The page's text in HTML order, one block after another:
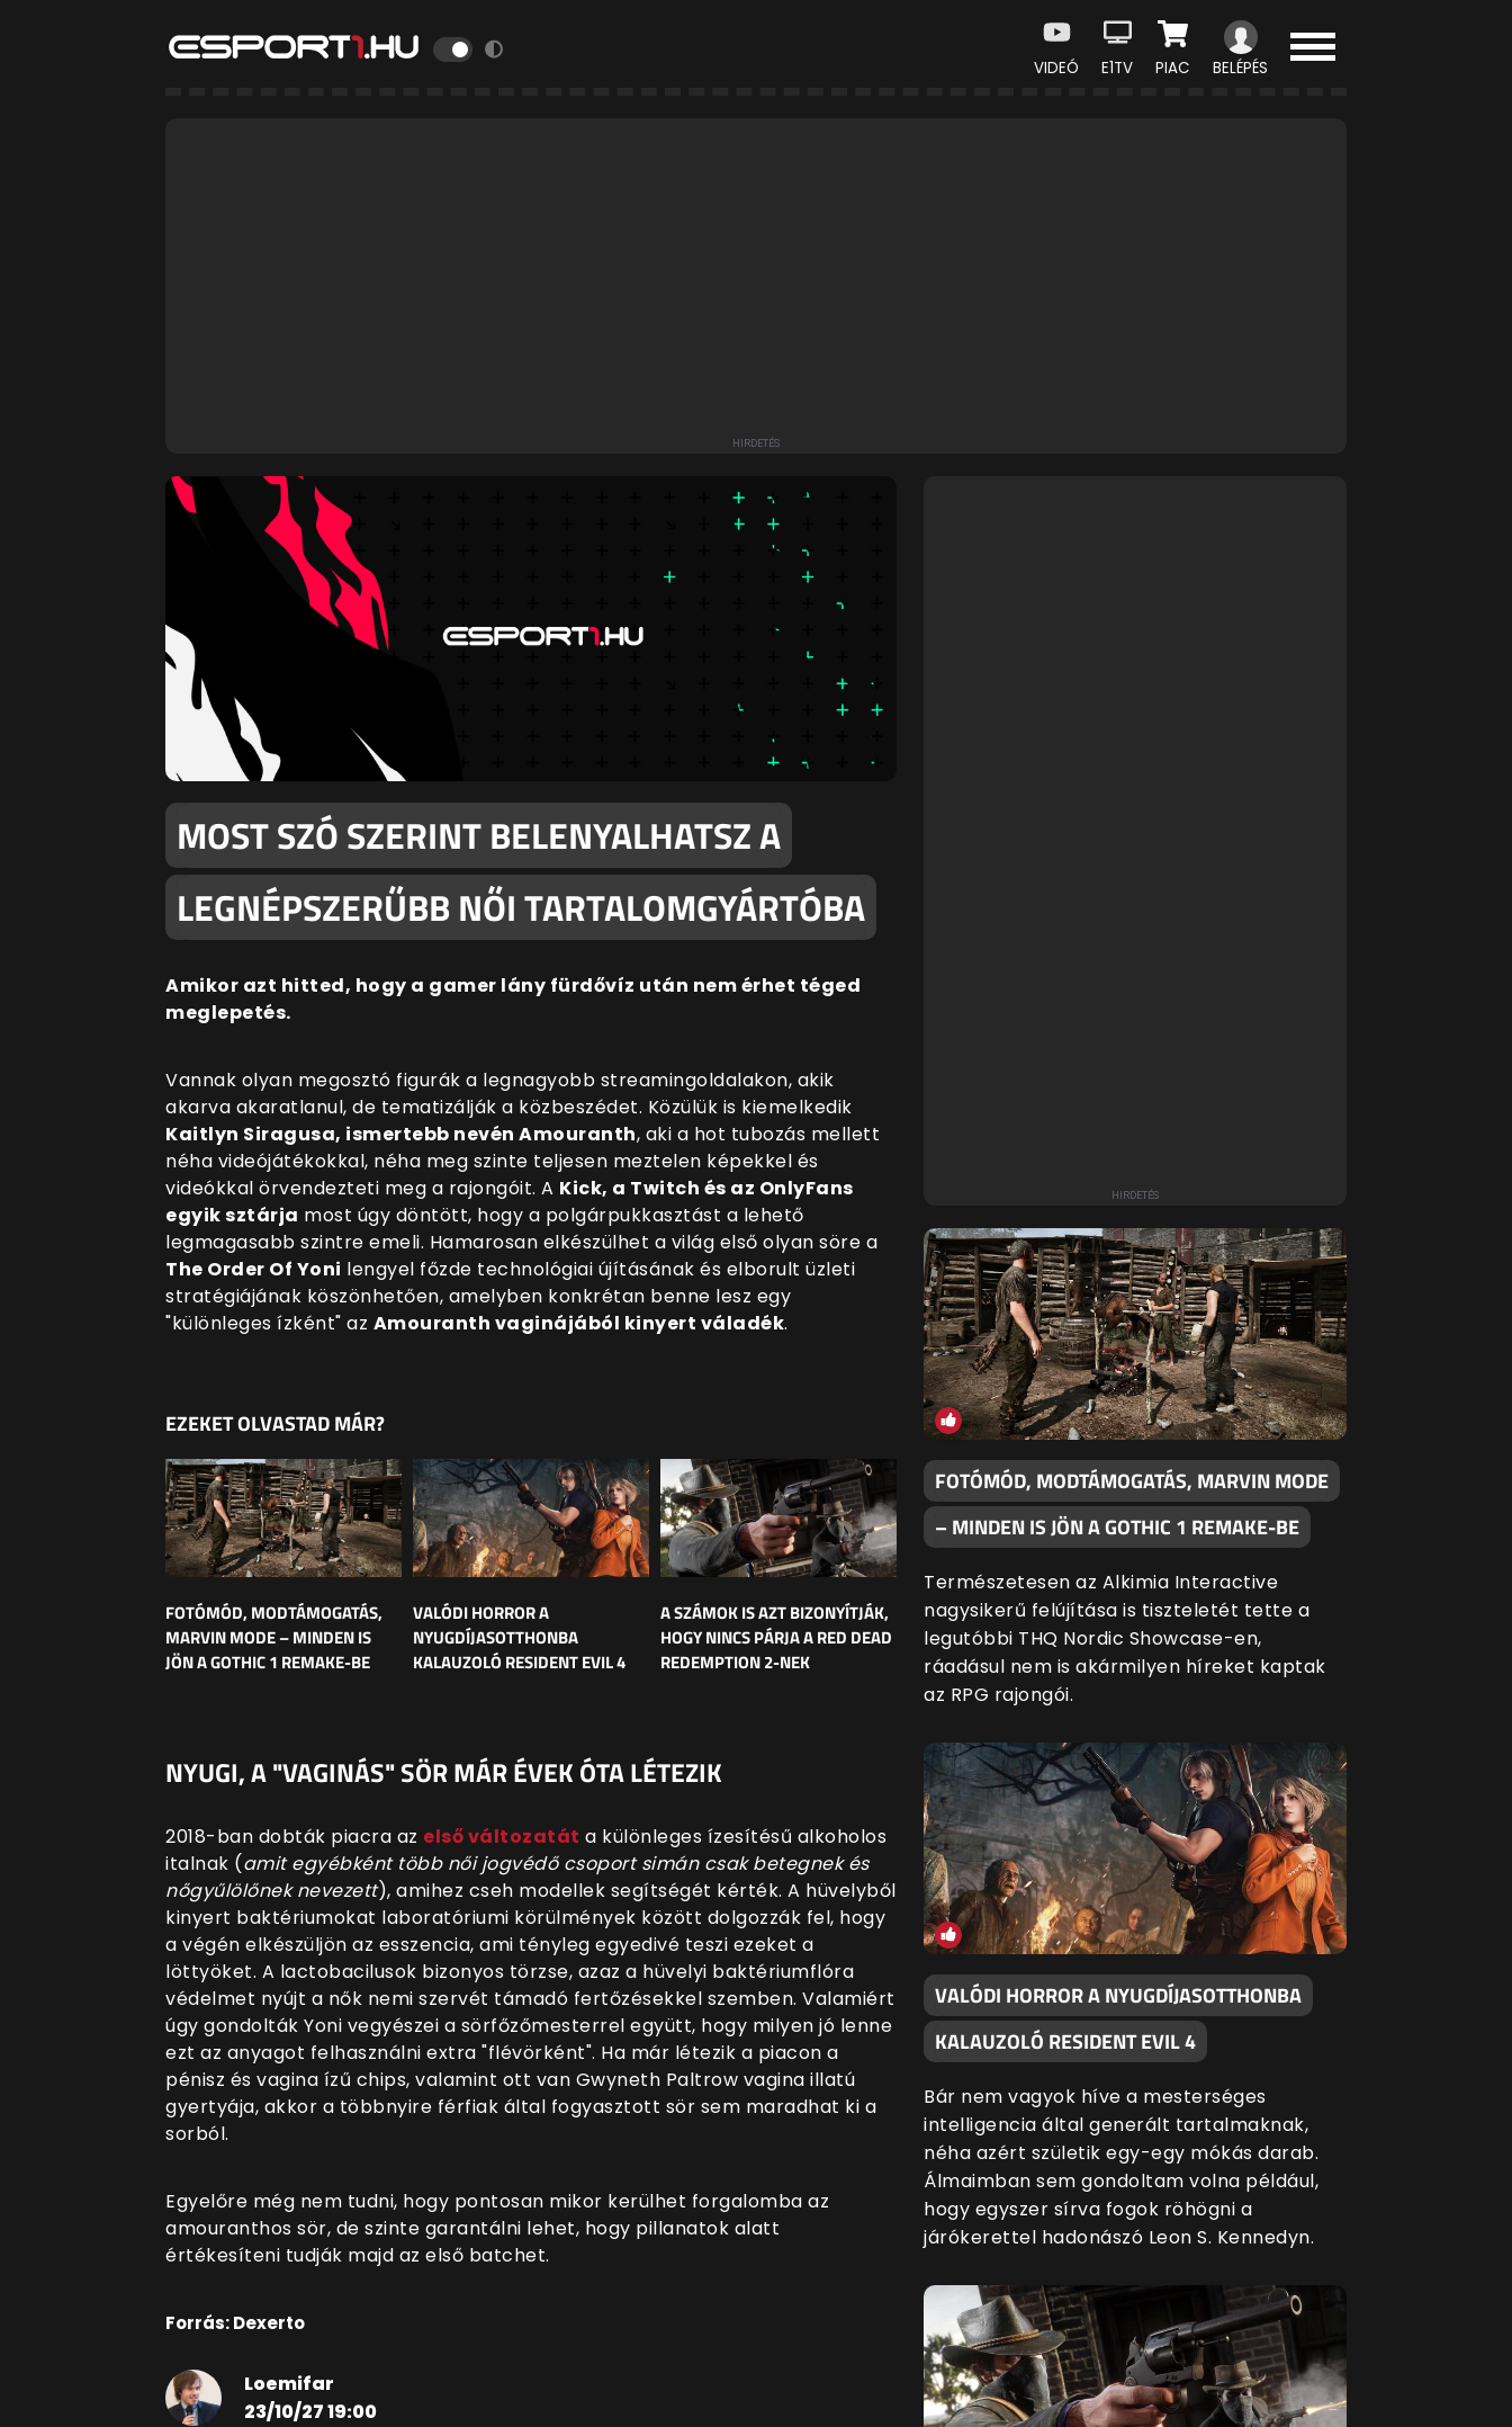
VIDEÓ E1TV PIAC BELÉPÉS
MOST SZÓ SZERINT BELENYALHATSZ A
LEGNÉPSZERŰBB NŐI TARTALOMGYÁRTÓBA
Amikor azt hitted, hogy a gamer lány fürdővíz után nem érhet téged
meglepetés.
Vannak olyan megosztó figurák a legnagyobb streamingoldalakon, akik
akarva akaratlanul, de tematizálják a közbeszédet. Közülük is kiemelkedik
Kaitlyn Siragusa, ismertebb nevén Amouranth, aki a hot tubozás mellett
néha videójátékokkal, néha meg szinte teljesen meztelen képekkel és
videókkal örvendezteti meg a rajongóit. A Kick, a Twitch és az OnlyFans
egyik sztárja most úgy döntött, hogy a polgárpukkasztást a lehető
legmagasabb szintre emeli. Hamarosan elkészülhet a világ első olyan söre a
The Order Of Yoni lengyel főzde technológiai újításának és elborult üzleti
stratégiájának köszönhetően, amelyben konkrétan benne lesz egy
"különleges ízként" az Amouranth vaginájából kinyert váladék.
EZEKET OLVASTAD MÁR?
FOTÓMÓD, MODTÁMOGATÁS,
MARVIN MODE – MINDEN IS
JÖN A GOTHIC 1 REMAKE-BE
VALÓDI HORROR A
NYUGDÍJASOTTHONBA
KALAUZOLÓ RESIDENT EVIL 4
A SZÁMOK IS AZT BIZONYÍTJÁK,
HOGY NINCS PÁRJA A RED DEAD
REDEMPTION 2-NEK
NYUGI, A "VAGINÁS" SÖR MÁR ÉVEK ÓTA LÉTEZIK
2018-ban dobták piacra az első változatát a különleges ízesítésű alkoholos
italnak (amit egyébként több női jogvédő csoport simán csak betegnek és
nőgyűlölőnek nevezett), amihez cseh modellek segítségét kérték. A hüvelyből
kinyert baktériumokat laboratóriumi körülmények között dolgozzák fel, hogy
a végén elkészüljön az esszencia, ami tényleg egyedivé teszi ezeket a
löttyöket. A lactobacilusok bizonyos törzse, azaz a hüvelyi baktériumflóra
védelmet nyújt a nők nemi szervét támadó fertőzésekkel szemben. Valamiért
úgy gondolták Yoni vegyészei a sörfőzőmesterrel együtt, hogy milyen jó lenne
ezt az anyagot felhasználni extra "flévörként". Ha már létezik a piacon a
pénisz és vagina ízű chips, valamint ott van Gwyneth Paltrow vagina illatú
gyertyája, akkor a többnyire férfiak által fogyasztott sör sem maradhat ki a
sorból.
Egyelőre még nem tudni, hogy pontosan mikor kerülhet forgalomba az
amouranthos sör, de szinte garantálni lehet, hogy pillanatok alatt
értékesíteni tudják majd az első batchet.
Forrás: Dexerto
Loemifar
23/10/27 19:00
FOTÓMÓD, MODTÁMOGATÁS, MARVIN MODE
– MINDEN IS JÖN A GOTHIC 1 REMAKE-BE
Természetesen az Alkimia Interactive
nagysikerű felújítása is tiszteletét tette a
legutóbbi THQ Nordic Showcase-en,
ráadásul nem is akármilyen híreket kaptak
az RPG rajongói.
VALÓDI HORROR A NYUGDÍJASOTTHONBA
KALAUZOLÓ RESIDENT EVIL 4
Bár nem vagyok híve a mesterséges
intelligencia által generált tartalmaknak,
néha azért születik egy-egy mókás darab.
Álmaimban sem gondoltam volna például,
hogy egyszer sírva fogok röhögni a
járókerettel hadonászó Leon S. Kennedyn.